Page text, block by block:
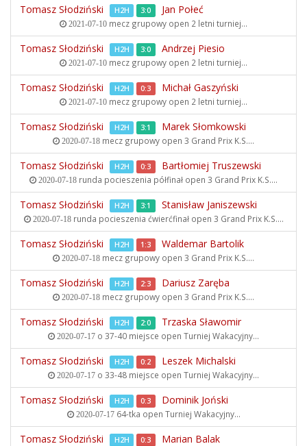
Tomasz Słodziński H2H 3:0 Jan Połeć
2021-07-10 mecz grupowy open 2 letni turniej...
Tomasz Słodziński H2H 3:0 Andrzej Piesio
2021-07-10 mecz grupowy open 2 letni turniej...
Tomasz Słodziński H2H 0:3 Michał Gaszyński
2021-07-10 mecz grupowy open 2 letni turniej...
Tomasz Słodziński H2H 3:1 Marek Słomkowski
2020-07-18 mecz grupowy open 3 Grand Prix K.S....
Tomasz Słodziński H2H 0:3 Bartłomiej Truszewski
2020-07-18 runda pocieszenia półfinał open 3 Grand Prix K.S....
Tomasz Słodziński H2H 3:1 Stanisław Janiszewski
2020-07-18runda pocieszenia ćwierćfinał open 3 Grand Prix K.S....
Tomasz Słodziński H2H 1:3 Waldemar Bartolik
2020-07-18 mecz grupowy open 3 Grand Prix K.S....
Tomasz Słodziński H2H 2:3 Dariusz Zaręba
2020-07-18 mecz grupowy open 3 Grand Prix K.S....
Tomasz Słodziński H2H 2:0 Trzaska Sławomir
2020-07-17 o 37-40 miejsce open Turniej Wakacyjny...
Tomasz Słodziński H2H 0:2 Leszek Michalski
2020-07-17 o 33-48 miejsce open Turniej Wakacyjny...
Tomasz Słodziński H2H 0:3 Dominik Joński
2020-07-1764-tka open Turniej Wakacyjny...
Tomasz Słodziński H2H 0:3 Marian Balak